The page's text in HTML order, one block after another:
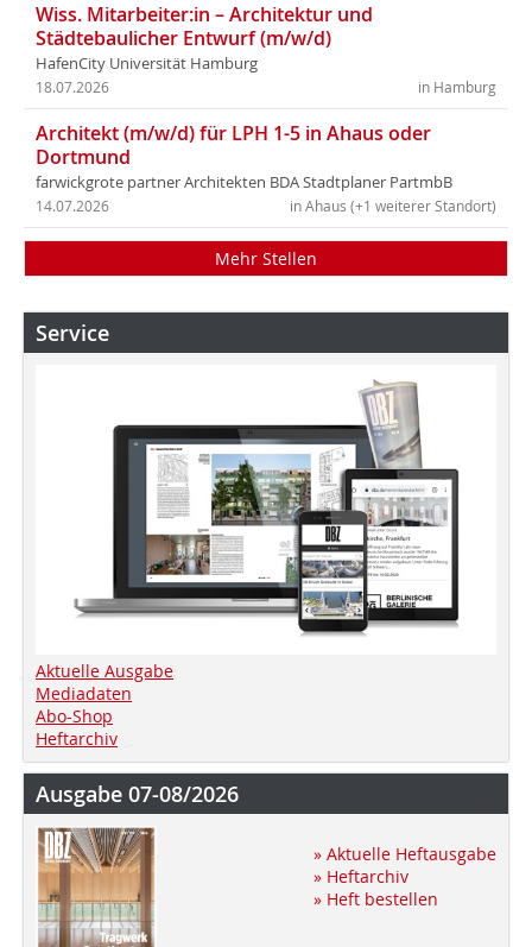
Wiss. Mitarbeiter:in – Architektur und
Städtebaulicher Entwurf (m/w/d)
HafenCity Universität Hamburg
in Hamburg
18.07.2026
Architekt (m/w/d) für LPH 1-5 in Ahaus oder
Dortmund
farwickgrote partner Architekten BDA Stadtplaner PartmbB
in Ahaus (+1 weiterer Standort)
14.07.2026
Mehr Stellen
Service
Aktuelle Ausgabe
Mediadaten
Abo-Shop
Heftarchiv
Ausgabe 07-08/2026
» Aktuelle Heftausgabe
» Heftarchiv
» Heft bestellen